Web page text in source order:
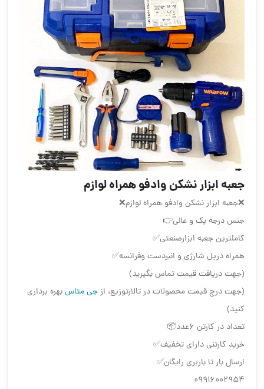
جعبه ابزار نشکن وادفو همراه لوازم
❌جعبه ابزار نشکن وادفو همراه لوازم❌
جنس درجه یک و عالی👉
کاملترین جعبه ابزارصنعتی✅
همراه دریل شارژی و انبردست وفرانسه✅
(جهت دریافت قیمت تماس بگیرید)
(جهت درج قیمت محصولات در تالارتوزیع، ازجی متاسبهره برداری
کنید)
تعداد در کارتن ۶عدد📦
خرید کارتنی دارای تخفیف✅
ارسال بار تا باربری رایگان✅
09916002954